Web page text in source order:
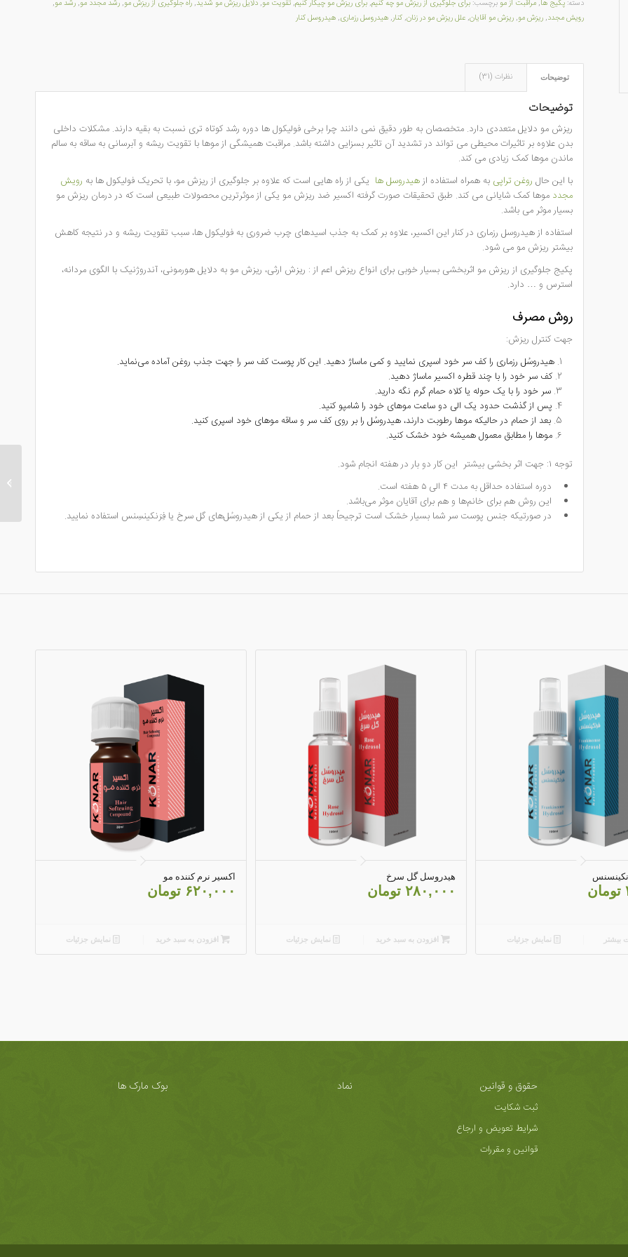
دسته: پکیج ها, مراقبت از مو برچسب: برای جلوگیری از ریزش مو چه کنیم, برای ریزش مو چیکار کنیم, تقویت مو, دلایل ریزش مو شدید, راه جلوگیری از ریزش مو, رشد مجدد مو, رشد مو,
رویش مجدد, ریزش مو, ریزش مو آقایان, علل ریزش مو در زنان, کنار, هیدروسل رزماری, هیدروسل کنار
توضیحات نظرات (31)
توضیحات
ریزش مو دلایل متعددی دارد. متخصصان به طور دقیق نمی دانند چرا برخی فولیکول ها دوره رشد کوتاه تری نسبت به بقیه دارند. مشکلات داخلی
بدن علاوه بر تاثیرات محیطی می تواند در تشدید آن تاثیر بسزایی داشته باشد. مراقبت همیشگی از موها با تقویت ریشه و آبرسانی به ساقه به سالم
ماندن موها کمک زیادی می کند.
با این حال روغن تراپی به همراه استفاده ازهیدروسل ها یکی از راه هایی است که علاوه بر جلوگیری از ریزش مو، با تحریک فولیکول ها به رویش
مجدد موها کمک شایانی می کند. طبق تحقیقات صورت گرفته اکسیر ضد ریزش مو یکی از موثرترین محصولات طبیعی است که در درمان ریزش مو
بسیار موثر می باشد.
استفاده از هیدروسل رزماری در کنار این اکسیر، علاوه بر کمک به جذب اسیدهای چرب ضروری به فولیکول ها، سبب تقویت ریشه و در نتیجه کاهش
بیشتر ریزش مو می شود.
پکیج جلوگیری از ریزش مو اثربخشی بسیار خوبی برای انواع ریزش اعم از : ریزش ارثی، ریزش مو به دلایل هورمونی، آندروژنیک با الگوی مردانه،
استرس و … دارد.
روش مصرف
جهت کنترل ریزش:
هیدروسُل رزماری را کف سر خود اسپری نمایید و کمی ماساژ دهید. این کار پوست کف سر را جهت جذب روغن آماده می‌نماید.
کف سر خود را با چند قطره اکسیر ماساژ دهید.
سر خود را با یک حوله یا کلاه حمام گرم نگه دارید.
پس از گذشت حدود یک الی دو ساعت موهای خود را شامپو کنید.
بعد از حمام در حالیکه موها رطوبت دارند، هیدروسُل را بر روی کف سر و ساقه موهای خود اسپری کنید.
موها را مطابق معمول همیشه خود خشک کنید.
توجه ۱: جهت اثر بخشی بیشتر این کار دو بار در هفته انجام شود.
دوره استفاده حداقل به مدت ۴ الی ۵ هفته است.
این روش هم برای خانم‌ها و هم برای آقایان موثر می‌باشد.
در صورتیکه جنس پوست سر شما بسیار خشک است ترجیحاً بعد از حمام از یکی از هیدروسُل‌های گل سرخ یا فِرَنکینسِنس استفاده نمایید.
5.00
تومان
بیشتر نمایش جزئیات
4.20
هیدروسل گل سرخ
۲۸۰,۰۰۰ تومان
افزودن به سبد خرید نمایش جزئیات
اکسیر نرم کننده مو
۶۲۰,۰۰۰ تومان
افزودن به سبد خرید نمایش جزئیات
حقوق و قوانین
ثبت شکایت
شرایط تعویض و ارجاع
قوانین و مقررات
نماد بوک مارک ها